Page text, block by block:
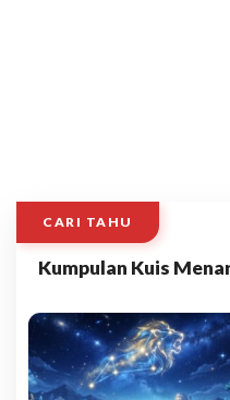
CARI TAHU
Kumpulan Kuis